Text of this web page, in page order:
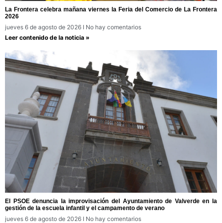
La Frontera celebra mañana viernes la Feria del Comercio de La Frontera
2026
jueves 6 de agosto de 2026
No hay comentarios
Leer contenido de la noticia »
El PSOE denuncia la improvisación del Ayuntamiento de Valverde en la
gestión de la escuela infantil y el campamento de verano
jueves 6 de agosto de 2026
No hay comentarios